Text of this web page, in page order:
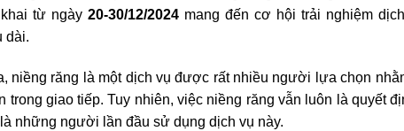
từ ngày 20-30/12/2024mang đến cơ hội trải nghiệm
dài.
niềng răng là một dịch vụ được rất nhiều người lựa chọn
trong giao tiếp. Tuy nhiên, việc niềng răng vẫn luôn là quyết
những người lần đầu sử dụng dịch vụ này.